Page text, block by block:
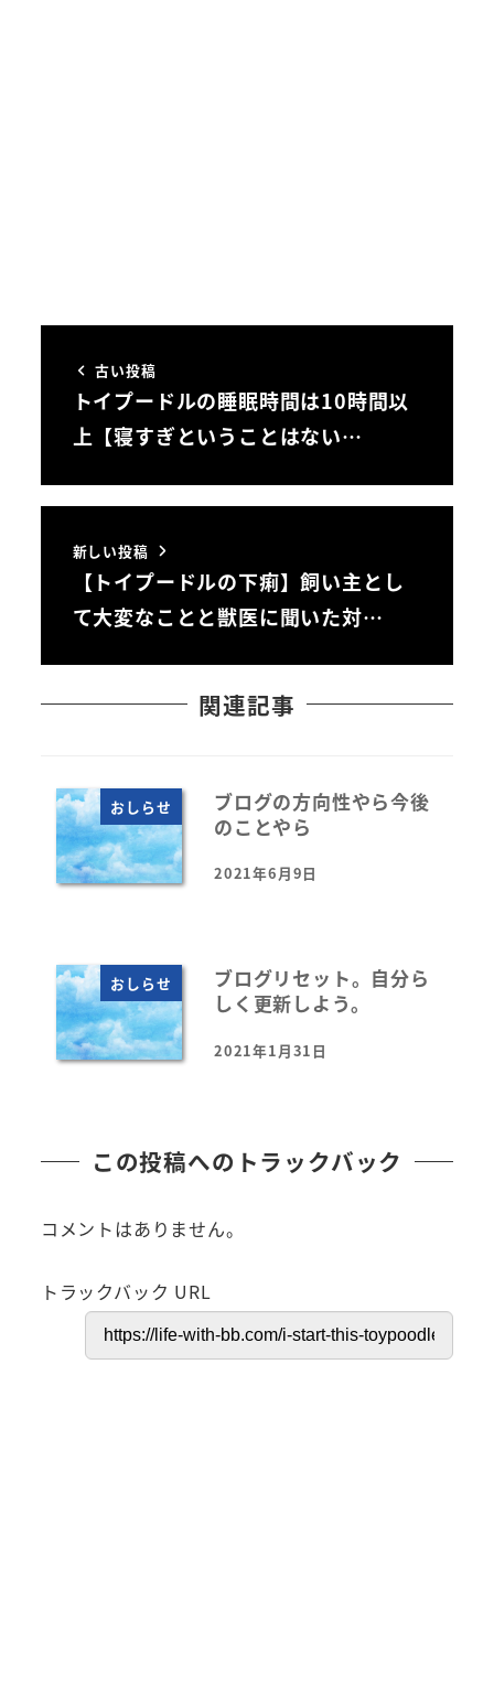
古い投稿
トイプードルの睡眠時間は10時間以
上【寝すぎということはない…
新しい投稿
【トイプードルの下痢】飼い主とし
て大変なことと獣医に聞いた対…
関連記事
おしらせ
ブログの方向性やら今後
のことやら
投稿日
2021年6月9日
おしらせ
ブログリセット。自分ら
しく更新しよう。
投稿日
2021年1月31日
この投稿へのトラックバック
コメントはありません。
トラックバック URL